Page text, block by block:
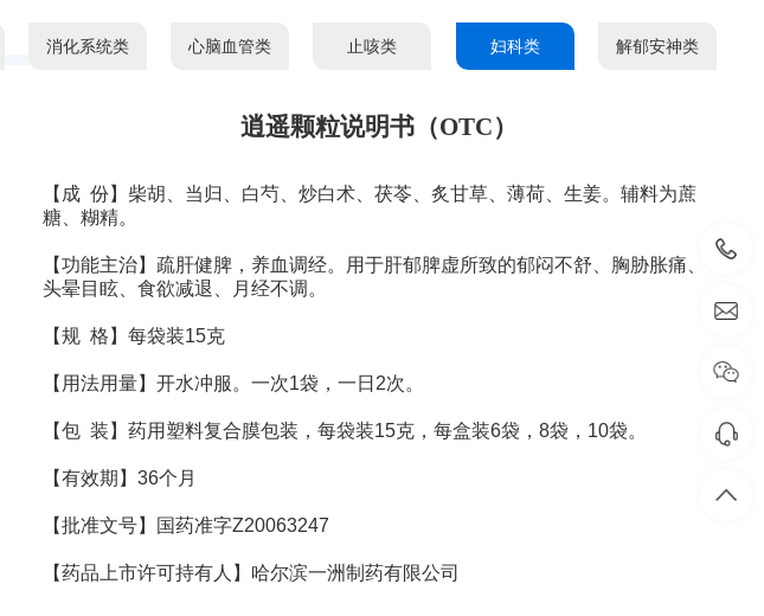
消化系统类 心脑血管类 止咳类 妇科类 解郁安神类
逍遥颗粒说明书（OTC）
【成 份】柴胡、当归、白芍、炒白术、茯苓、炙甘草、薄荷、生姜。辅料为蔗
糖、糊精。
【功能主治】疏肝健脾，养血调经。用于肝郁脾虚所致的郁闷不舒、胸胁胀痛、
头晕目眩、食欲减退、月经不调。
【规 格】每袋装15克
【用法用量】开水冲服。一次1袋，一日 2次。
【包 装】药用塑料复合膜包装，每袋装15克，每盒装6袋，8袋， 10袋。
【有效期】36个月
【批准文号】国药准字Z20063247
【药品上市许可持有人】 哈尔滨一洲制药有限公司